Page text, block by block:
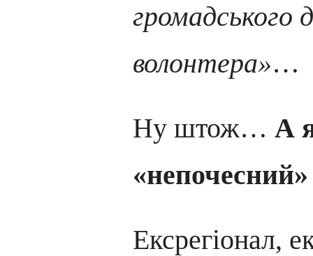
громадського
волонтера»…
Ну штож… А
Ексрегіонал,